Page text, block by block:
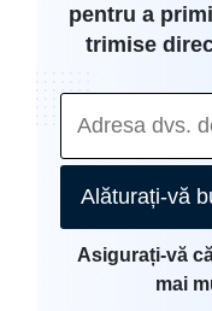
pentru a
trimise
Alăturați-vă
Asigurați-vă
mai